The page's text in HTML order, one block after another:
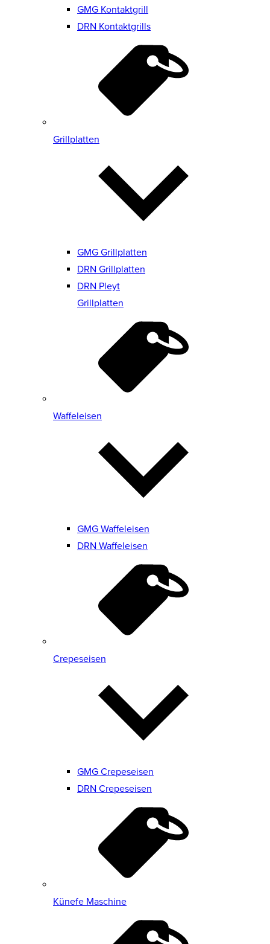
GMG Kontaktgrill
DRN Kontaktgrills
Grillplatten
GMG Grillplatten
DRN Grillplatten
DRN Pleyt
Grillplatten
Waffeleisen
GMG Waffeleisen
DRN Waffeleisen
Crepeseisen
GMG Crepeseisen
DRN Crepeseisen
Künefe Maschine